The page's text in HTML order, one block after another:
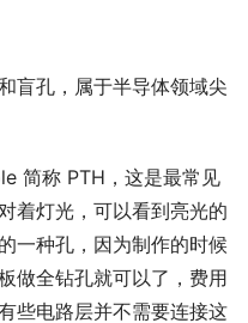
盲孔，属于半导体领域尖
简称 PTH，这是最常见
着灯光，可以看到亮光的
一种孔，因为制作的时候
做全钻孔就可以了，费用
些电路层并不需要连接这